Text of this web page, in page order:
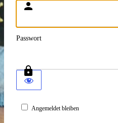
Passwort
Angemeldet bleiben